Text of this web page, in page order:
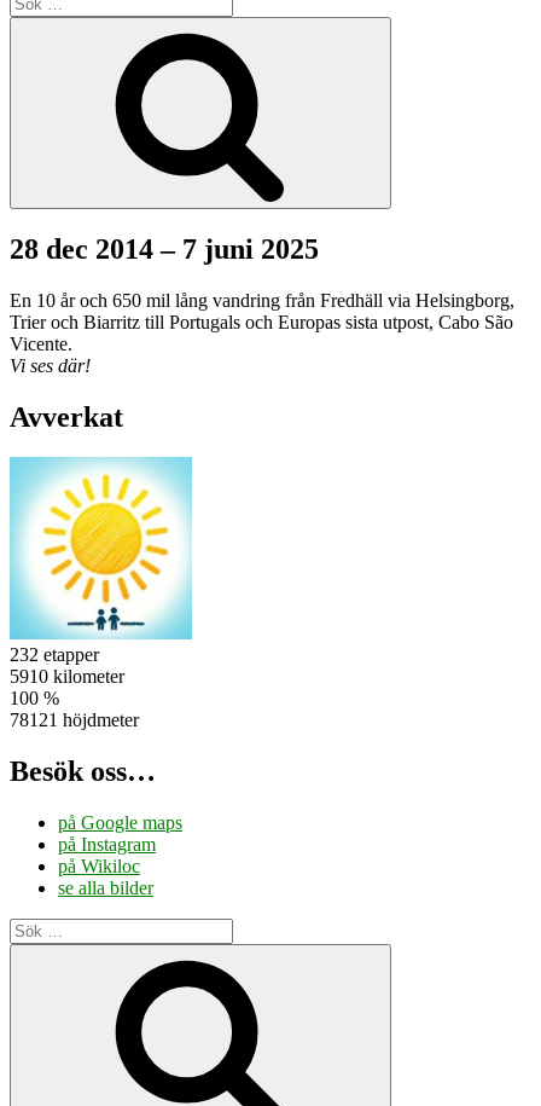
efter:
28 dec 2014 – 7 juni 2025
En 10 år och 650 mil lång vandring från Fredhäll via Helsingborg,
Trier och Biarritz till Portugals och Europas sista utpost, Cabo São
Vicente.
Vi ses där!
Avverkat
232 etapper
5910 kilometer
100 %
78121 höjdmeter
Besök oss…
på Google maps
på Instagram
på Wikiloc
se alla bilder
Sök
efter: